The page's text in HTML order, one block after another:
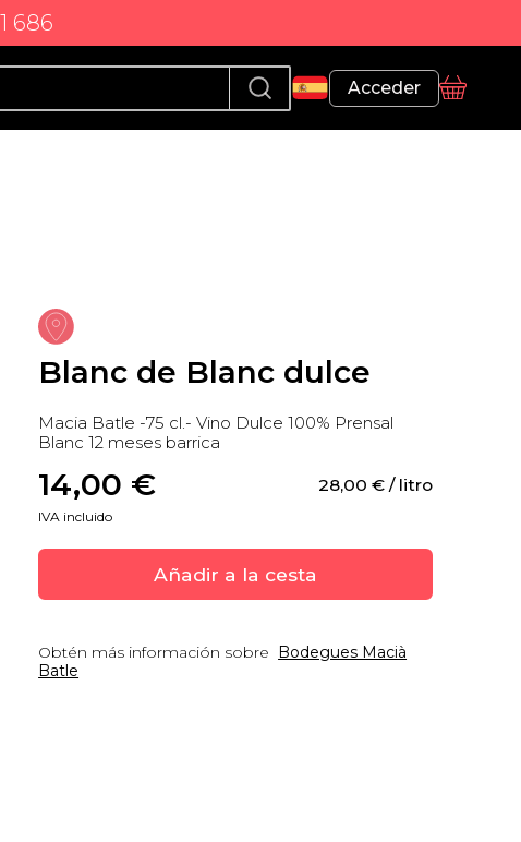
686
Acceder
Perfil
Cesta
Blanc de Blanc dulce
Macia Batle -75 cl.- Vino Dulce 100% Prensal
Blanc 12 meses barrica
14,00 € 28,00 € / litro
IVA incluido
Añadir a la cesta
Obtén más información sobre Bodegues Macià
Batle